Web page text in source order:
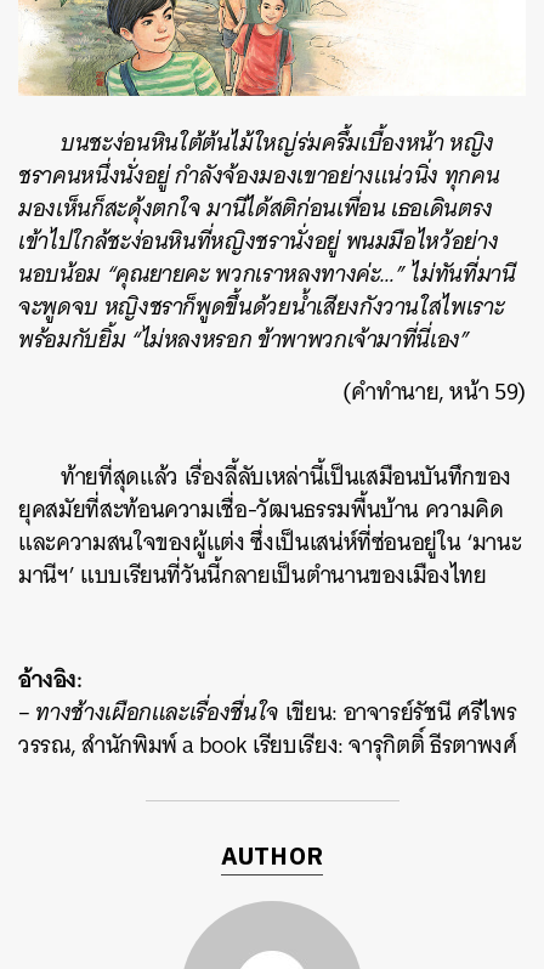
บนชะง่อนหินใต้ต้นไม้ใหญ่ร่มครึ้มเบื้องหน้า หญิง
ชราคนหนึ่งนั่งอยู่ กำลังจ้องมองเขาอย่างแน่วนิ่ง ทุกคน
มองเห็นก็สะดุ้งตกใจ มานีได้สติก่อนเพื่อน เธอเดินตรง
เข้าไปใกล้ชะง่อนหินที่หญิงชรานั่งอยู่ พนมมือไหว้อย่าง
นอบน้อม “คุณยายคะ พวกเราหลงทางค่ะ…” ไม่ทันที่มานี
จะพูดจบ หญิงชราก็พูดขึ้นด้วยน้ำเสียงกังวานใสไพเราะ
พร้อมกับยิ้ม “ไม่หลงหรอก ข้าพาพวกเจ้ามาที่นี่เอง”
(คำทำนาย, หน้า 59)
ท้ายที่สุดแล้ว เรื่องลี้ลับเหล่านี้เป็นเสมือนบันทึกของ
ยุคสมัยที่สะท้อนความเชื่อ-วัฒนธรรมพื้นบ้าน ความคิด
และความสนใจของผู้แต่ง ซึ่งเป็นเสน่ห์ที่ซ่อนอยู่ใน ‘มานะ
มานีฯ’ แบบเรียนที่วันนี้กลายเป็นตำนานของเมืองไทย
อ้างอิง:
–ทางช้างเผือกและเรื่องชื่นใจ เขียน: อาจารย์รัชนี ศรีไพร
วรรณ, สำนักพิมพ์ a book เรียบเรียง: จารุกิตติ์ ธีรตาพงศ์
AUTHOR